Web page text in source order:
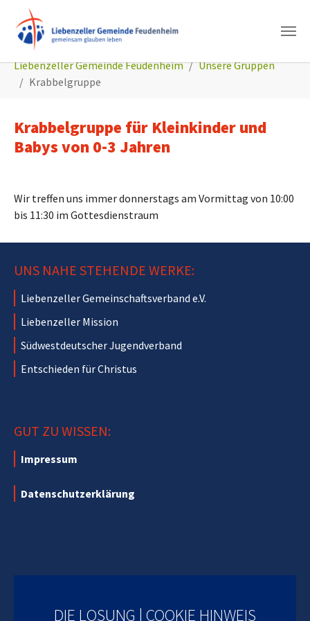
Liebenzeller Gemeinde Feudenheim
Unsere Gruppen
Krabbelgruppe
Krabbelgruppe für Kleinkinder und
Babys von 0-3 Jahren
Wir treffen uns immer donnerstags am Vormittag von 10:00
bis 11:30 im Gottesdienstraum
UNS NAHE STEHENDE WERKE:
Liebenzeller Gemeinschaftsverband e.V.
Liebenzeller Mission
Südwestdeutscher Jugendverband
Entschieden für Christus
GUT ZU WISSEN:
Impressum
Datenschutzerklärung
DIE LOSUNG | COOKIE HINWEIS